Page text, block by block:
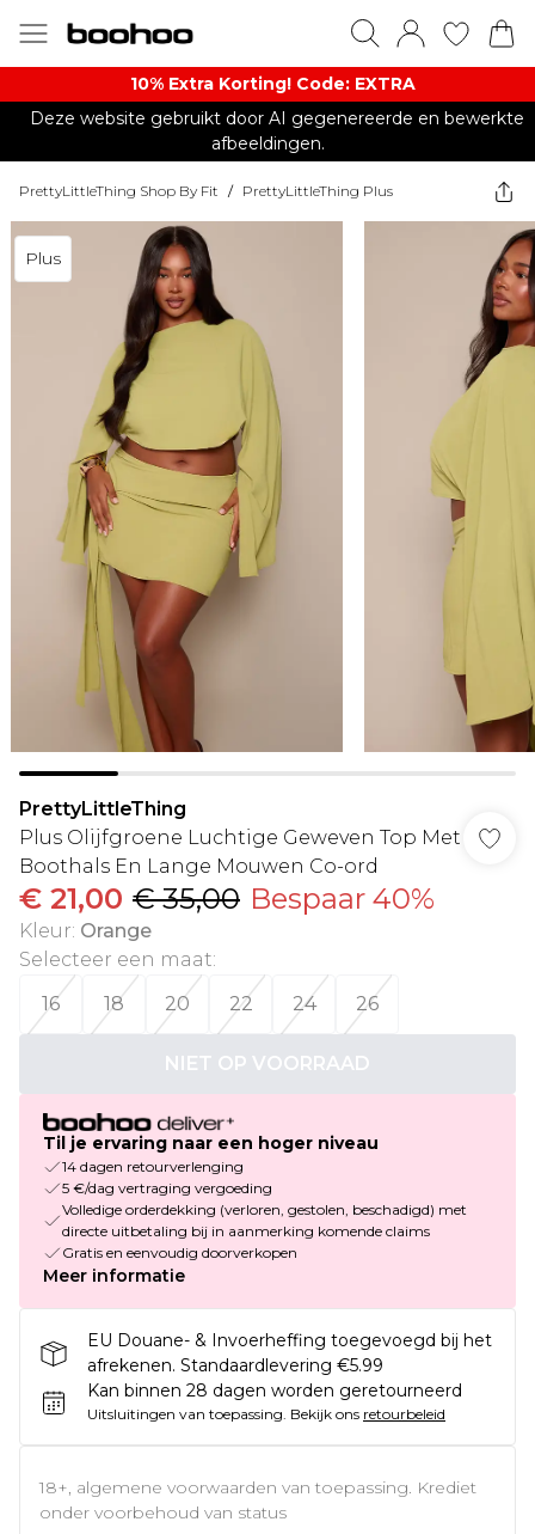
10% Extra Korting! Code: EXTRA​
Deze website gebruikt door AI gegenereerde en bewerkte
afbeeldingen.
PrettyLittleThing Shop By Fit / PrettyLittleThing Plus
Plus
PrettyLittleThing
Plus Olijfgroene Luchtige Geweven Top Met
Boothals En Lange Mouwen Co-ord
€ 21,00 € 35,00 Bespaar 40%
Kleur: Orange
Selecteer een maat:
16
18 20 22 24 26
NIET OP VOORRAAD
Til je ervaring naar een hoger niveau
14 dagen retourverlenging
5 €/dag vertraging vergoeding
Volledige orderdekking (verloren, gestolen, beschadigd) met
directe uitbetaling bij in aanmerking komende claims
Gratis en eenvoudig doorverkopen
Meer informatie
EU Douane- & Invoerheffing toegevoegd bij het
afrekenen. Standaardlevering €5.99
Kan binnen 28 dagen worden geretourneerd
Uitsluitingen van toepassing. Bekijk ons retourbeleid
18+, algemene voorwaarden van toepassing. Krediet
onder voorbehoud van status